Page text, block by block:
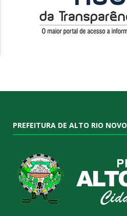
PREFEITURA DE ALTO RIO NOVO